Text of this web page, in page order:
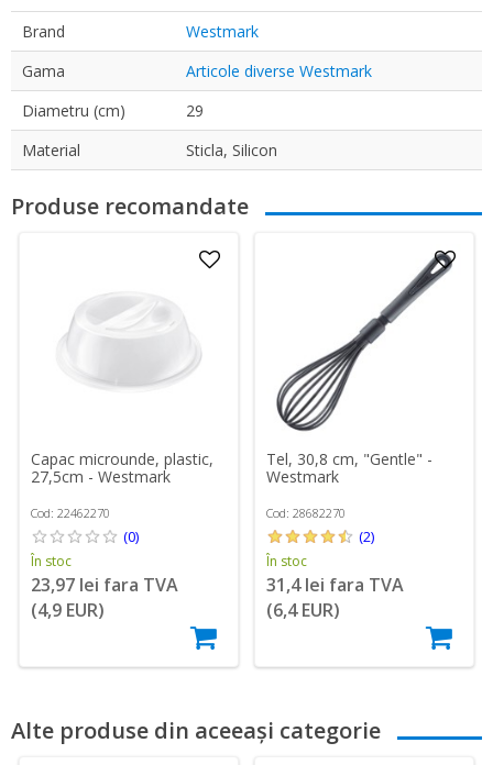
Brand
Westmark
Gama
Articole diverse Westmark
Diametru (cm)
29
Material
Sticla, Silicon
Produse recomandate
Capac microunde, plastic,
27,5cm - Westmark
Cod: 22462270
(0)
În stoc
23,97 lei fara TVA
(4,9 EUR)
Tel, 30,8 cm, "Gentle" -
Westmark
Cod: 28682270
(2)
În stoc
31,4 lei fara TVA
(6,4 EUR)
Alte produse din aceeași categorie